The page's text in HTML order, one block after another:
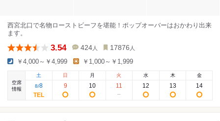
西宮北口で名物ローストビーフを堪能！ポップオーバーはおかわり出来
ます。
3.54 424 人 17876 人
￥4,000～￥4,999 ￥1,000～￥1,999
空席
情報
土
8/8
日
9
月
10
火
11
水
12
木
13
金
14